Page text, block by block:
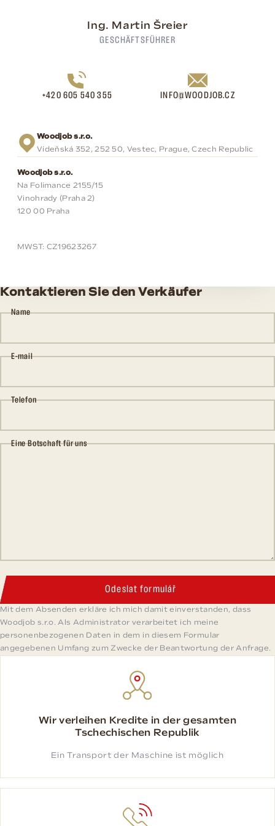
Ing. Martin Šreier
GESCHÄFTSFÜHRER
+420 605 540 355 INFO@WOODJOB.CZ
Woodjob s.r.o.
Vídeňská 352, 252 50, Vestec, Prague, Czech Republic
Woodjob s.r.o.
Na Folimance 2155/15
Vinohrady (Praha 2)
120 00 Praha
MWST: CZ19623267
Kontaktieren Sie den Verkäufer
Name
E-mail
Telefon
Eine Botschaft für uns
Odeslat formulář
Mit dem Absenden erkläre ich mich damit einverstanden, dass
Woodjob s.r.o. Als Administrator verarbeitet ich meine
personenbezogenen Daten in dem in diesem Formular
angegebenen Umfang zum Zwecke der Beantwortung der Anfrage.
Wir verleihen Kredite in der gesamten
Tschechischen Republik
Ein Transport der Maschine ist möglich